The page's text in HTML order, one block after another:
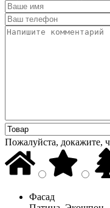
Пожалуйста, докажите,
Фасад